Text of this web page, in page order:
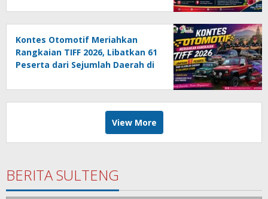
Kontes Otomotif Meriahkan
Rangkaian TIFF 2026, Libatkan 61
Peserta dari Sejumlah Daerah di
View More
BERITA SULTENG